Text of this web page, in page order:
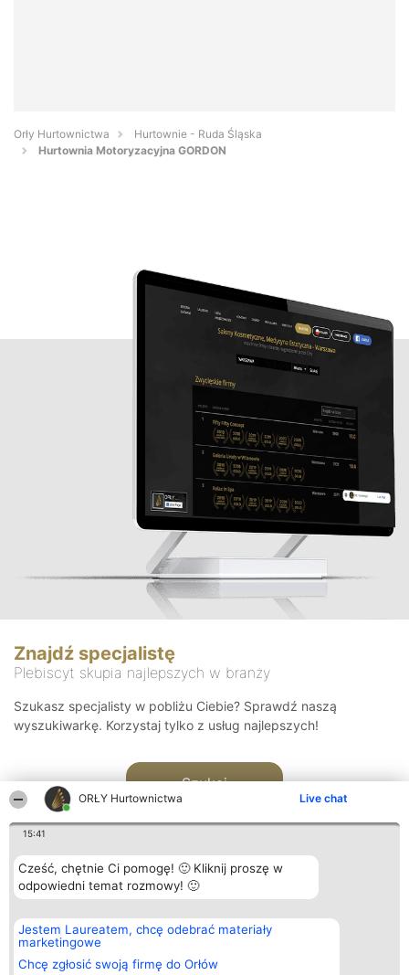
ORŁY Hurtownictwa Live chat
15:41
Cześć, chętnie Ci pomogę! 🙂 Kliknij proszę w
odpowiedni temat rozmowy! 🙂
Jestem Laureatem, chcę odebrać materiały
marketingowe
Chcę zgłosić swoją firmę do Orłów
Orły Hurtownictwa
Hurtownie - Ruda Śląska
Hurtownia Motoryzacyjna GORDON
Znajdź specjalistę
Plebiscyt skupia najlepszych w branży
Szukasz specjalisty w pobliżu Ciebie? Sprawdź naszą
wyszukiwarkę. Korzystaj tylko z usług najlepszych!
Szukaj
Organizator plebiscytu
Bright Side Solutions sp. z o.
o. sp. k.
ul. Ruska 22
Wrocław 50-079
Plebiscyt
Laureaci
wszystkich
Laureatów
Kontakt
Kontakt